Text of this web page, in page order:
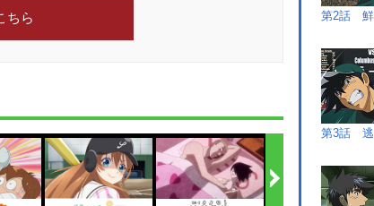
ちら 第2話 鮮
第3話 逃